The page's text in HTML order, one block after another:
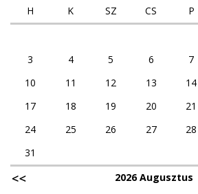
H
K SZ CS P
3
4 5 6 7
10
11 12 13 14
17
18 19 20 21
24
25 26 27 28
31
2026 Augusztus